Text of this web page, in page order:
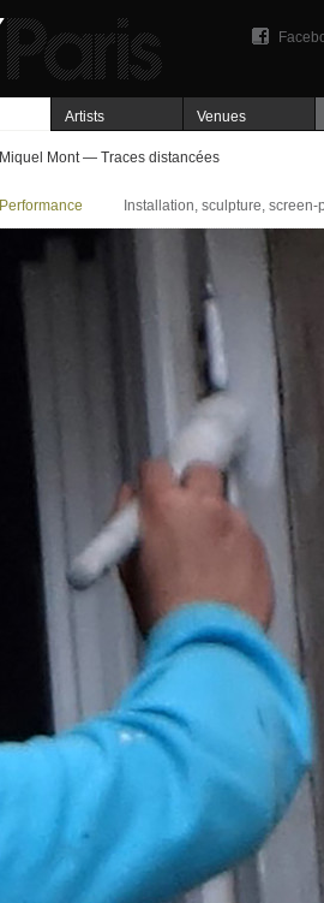
Artists Venues
Miquel Mont — Traces distancées
Performance Installation, sculpture, screen-